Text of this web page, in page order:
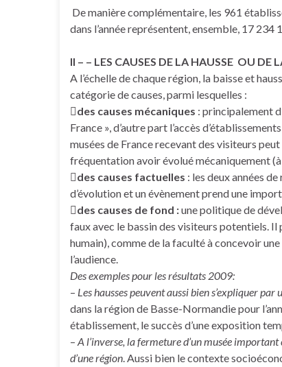
De manière complémentaire, les 961
dans l’année représentent, ensemble, 17 234
II – – LES CAUSES DE LA HAUSSE OU DE
A l’échelle de chaque région, la baisse et
catégorie de causes, parmi lesquelles :
des causes mécaniques : principalement
France », d’autre part l’accès
musées de France recevant des visiteurs
fréquentation avoir évolué mécaniquement (à
des causes factuelles : les deux années
d’évolution et un évènement prend une
des causes de fond :une politique de
faux avec le bassin des visiteurs potentiels. Il
humain), comme de la faculté à concevoir
l’audience.
Des exemples pour les résultats 2009:
– Les hausses peuvent aussi bien s’expliquer
dans la région de Basse-Normandie pour
établissement, le succès d’une exposition
– A l’inverse, la fermeture d’un musée
d’une région. Aussi bien le contexte